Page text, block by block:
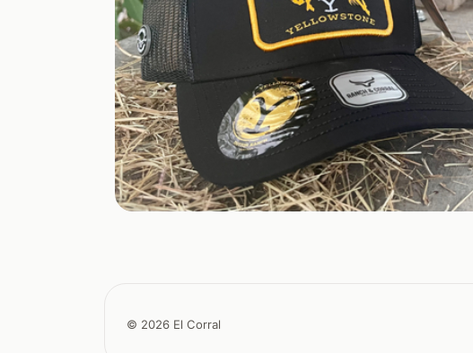
© 2026 El Corral